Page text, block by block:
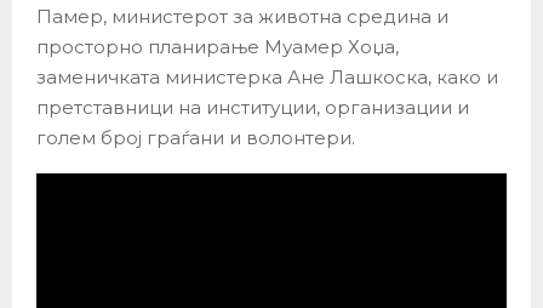
Памер, министерот за животна средина и
просторно планирање Муамер Хоџа,
заменичката министерка Ане Лашкоска, како и
претставници на институции, организации и
голем број граѓани и волонтери.